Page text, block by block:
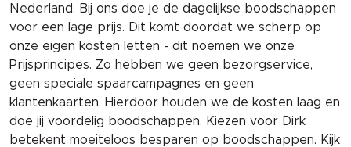
Nederland. Bij ons doe je de dagelijkse boodschappen
voor een lage prijs. Dit komt doordat we scherp op
onze eigen kosten letten - dit noemen we onze
Prijsprincipes. Zo hebben we geen bezorgservice,
geen speciale spaarcampagnes en geen
klantenkaarten. Hierdoor houden we de kosten laag en
doe jij voordelig boodschappen. Kiezen voor Dirk
betekent moeiteloos besparen op boodschappen. Kijk